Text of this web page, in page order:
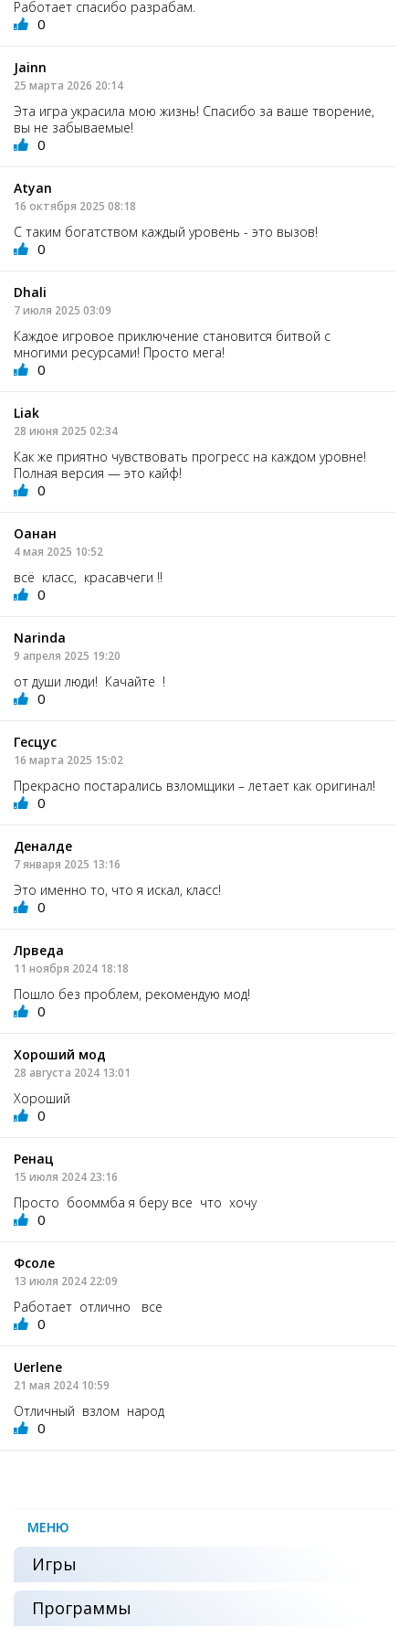
Работает спасибо разрабам.
0
Jainn
25 марта 2026 20:14
Эта игра украсила мою жизнь! Спасибо за ваше творение,
вы не забываемые!
0
Atyan
16 октября 2025 08:18
С таким богатством каждый уровень - это вызов!
0
Dhali
7 июля 2025 03:09
Каждое игровое приключение становится битвой с
многими ресурсами! Просто мега!
0
Liak
28 июня 2025 02:34
Как же приятно чувствовать прогресс на каждом уровне!
Полная версия — это кайф!
0
Оанан
4 мая 2025 10:52
всё класс, красавчеги !!
0
Narinda
9 апреля 2025 19:20
от души люди! Качайте !
0
Гесцус
16 марта 2025 15:02
Прекрасно постарались взломщики – летает как оригинал!
0
Деналде
7 января 2025 13:16
Это именно то, что я искал, класс!
0
Лрведа
11 ноября 2024 18:18
Пошло без проблем, рекомендую мод!
0
Хороший мод
28 августа 2024 13:01
Хороший
0
Ренац
15 июля 2024 23:16
Просто бооммба я беру все что хочу
0
Фсоле
13 июля 2024 22:09
Работает отлично все
0
Uerlene
21 мая 2024 10:59
Отличный взлом народ
0
МЕНЮ
Игры
Программы